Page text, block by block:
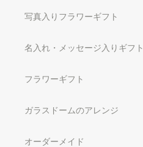
写真入りフラワーギフト
名入れ・メッセージ入りギフト
フラワーギフト
ガラスドームのアレンジ
オーダーメイド